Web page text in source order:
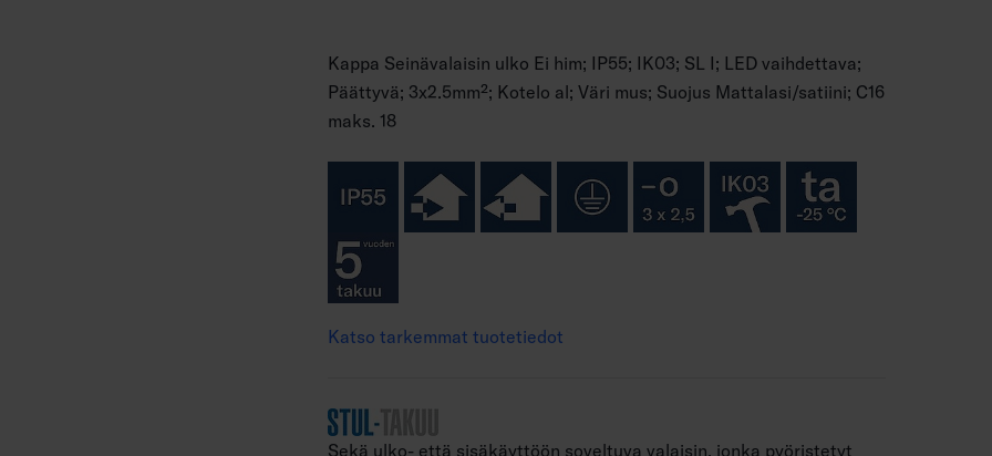
Kappa Seinävalaisin ulko Ei him; IP55; IK03; SL I; LED vaihdettava;
Päättyvä; 3x2.5mm²; Kotelo al; Väri mus; Suojus Mattalasi/satiini; C16
maks. 18
Katso tarkemmat tuotetiedot
Sekä ulko- että sisäkäyttöön soveltuva valaisin, jonka pyöristetyt